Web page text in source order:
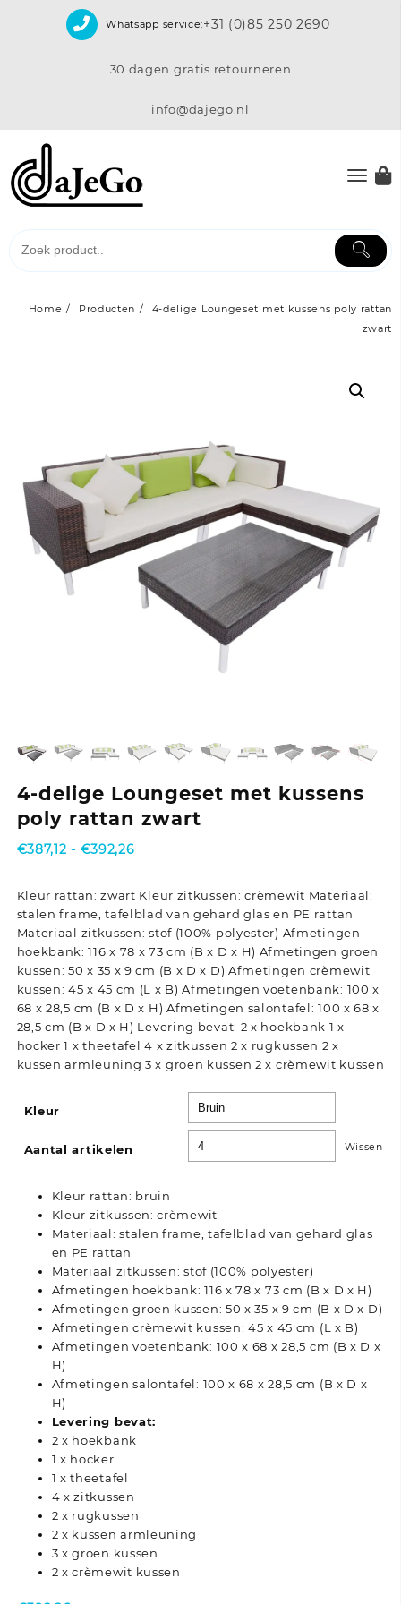
Whatsapp service:+31 (0)85 250 2690
30 dagen gratis retourneren
info@dajego.nl
Home Producten
4-delige Loungeset met kussens poly rattan
zwart
4-delige Loungeset met kussens
poly rattan zwart
€387,12 - €392,26Prijsklasse:
€392,26
Kleur rattan: zwart Kleur zitkussen: crèmewit Materiaal:
stalen frame, tafelblad van gehard glas en PE rattan
Materiaal zitkussen: stof (100% polyester) Afmetingen
hoekbank: 116 x 78 x 73 cm (B x D x H) Afmetingen groen
kussen: 50 x 35 x 9 cm (B x D x D) Afmetingen crèmewit
kussen: 45 x 45 cm (L x B) Afmetingen voetenbank: 100 x
68 x 28,5 cm (B x D x H) Afmetingen salontafel: 100 x 68 x
28,5 cm (B x D x H) Levering bevat: 2 x hoekbank 1 x
hocker 1 x theetafel 4 x zitkussen 2 x rugkussen 2 x
kussen armleuning 3 x groen kussen 2 x crèmewit kussen
Kleur
Aantal artikelen Wissen
Kleur rattan: bruin
Kleur zitkussen: crèmewit
Materiaal: stalen frame, tafelblad van gehard glas
en PE rattan
Materiaal zitkussen: stof (100% polyester)
Afmetingen hoekbank: 116 x 78 x 73 cm (B x D x H)
Afmetingen groen kussen: 50 x 35 x 9 cm (B x D x D)
Afmetingen crèmewit kussen: 45 x 45 cm (L x B)
Afmetingen voetenbank: 100 x 68 x 28,5 cm (B x D x
H)
Afmetingen salontafel: 100 x 68 x 28,5 cm (B x D x
H)
Levering bevat:
2 x hoekbank
1 x hocker
1 x theetafel
4 x zitkussen
2 x rugkussen
2 x kussen armleuning
3 x groen kussen
2 x crèmewit kussen